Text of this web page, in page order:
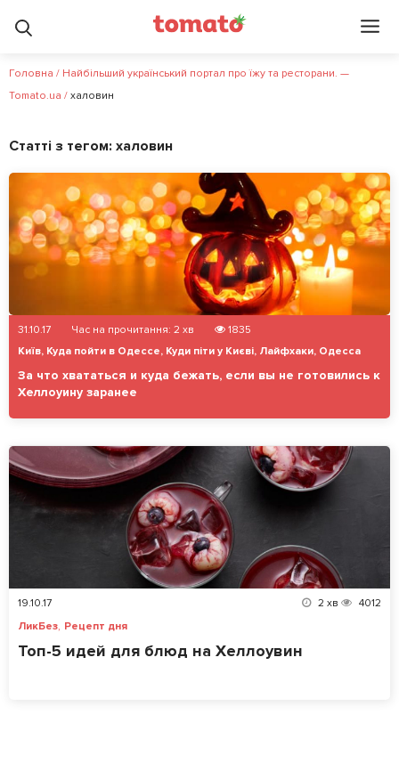
Головна / Найбільший український портал про їжу та ресторани. —
Tomato.ua / халовин
Статті з тегом: халовин
31.10.17 Час на прочитання: 2 хв
1835
Київ, Куда пойти в Одессе, Куди піти у Києві, Лайфхаки, Одесса
За что хвататься и куда бежать, если вы не готовились к
Хеллоуину заранее
19.10.17 2 хв
4012
ЛикБез, Рецепт дня
Топ-5 идей для блюд на Хеллоувин